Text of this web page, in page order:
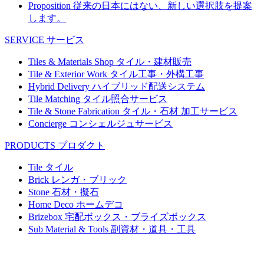
Proposition 従来の日本にはない、新しい選択肢を提案
します。
SERVICE サービス
Tiles & Materials Shop タイル・建材販売
Tile & Exterior Work タイル工事・外構工事
Hybrid Delivery ハイブリッド配送システム
Tile Matching タイル照合サービス
Tile & Stone Fabrication タイル・石材 加工サービス
Concierge コンシェルジュサービス
PRODUCTS プロダクト
Tile タイル
Brick レンガ・ブリック
Stone 石材・擬石
Home Deco ホームデコ
Brizebox 宅配ボックス・ブライズボックス
Sub Material & Tools 副資材・道具・工具